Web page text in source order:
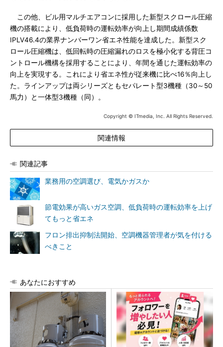
この他、ビル用マルチエアコンに採用した新型スクロール圧縮
機の搭載により、低負荷時の運転効率が向上し期間成績係数
IPLV46.4の業界ナンバーワン省エネ性能を達成した。新型スク
ロール圧縮機は、低回転時の圧縮漏れのロスを極小化する背圧コ
ントロール機構を採用することにより、年間を通じた運転効率の
向上を実現する。これにより省エネ性が従来機に比べ16％向上し
た。ラインアップは両シリーズともセパレート型3機種（30～50
馬力）と一体型3機種（同）。
Copyright © ITmedia, Inc. All Rights Reserved.
関連情報
関連記事
業務用の空調選び、電気かガスか
節電効果が高いガス空調、低負荷時の運転効率を上げ
てもっと省エネ
フロン排出抑制法開始、空調機器管理者が気を付ける
べきこと
あなたにおすすめ